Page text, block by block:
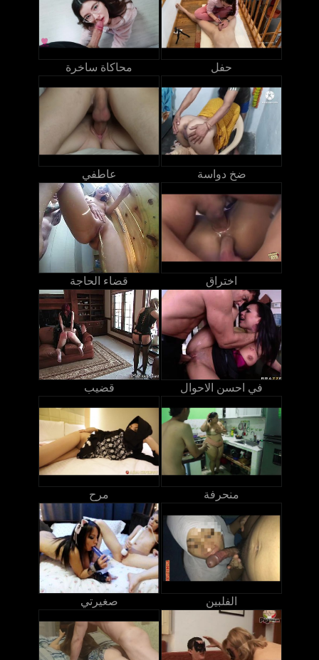
محاكاة ساخرة حفل
عاطفي ضخ دواسة
قضاء الحاجة اختراق
قضيب في احسن الاحوال
مرح منحرفة
صغيرتي الفلبين